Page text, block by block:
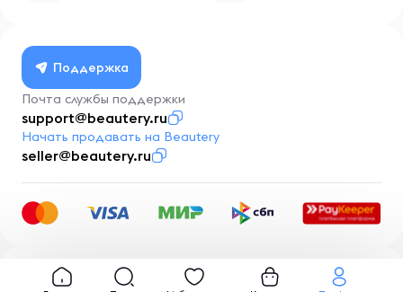
Поддержка
Почта службы поддержки
support@beautery.ru
Начать продавать на Beautery
seller@beautery.ru
Разработка BusinessMentor.ru